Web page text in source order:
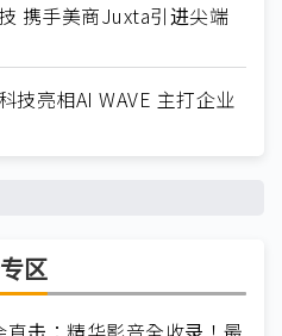
携手美商Juxta引进尖端
技亮相AI WAVE 主打企业
区